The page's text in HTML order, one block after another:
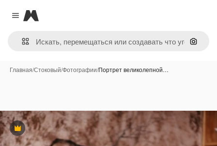
Close menu
Magnific
Поиск
Главная/Стоковый/Фотографии/Портрет великолепной…
Премиум